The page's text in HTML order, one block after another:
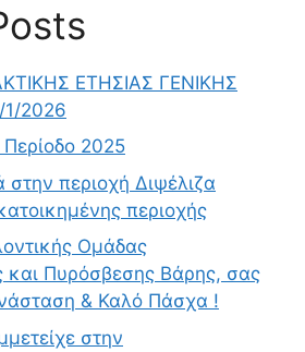
ΕΤΗΣΙΑΣ ΓΕΝΙΚΗΣ
2026
2025
περιοχή Διψέλιζα
περιοχής
Ομάδας
και Πυρόσβεσης Βάρης, σας
& Καλό Πάσχα !
στην